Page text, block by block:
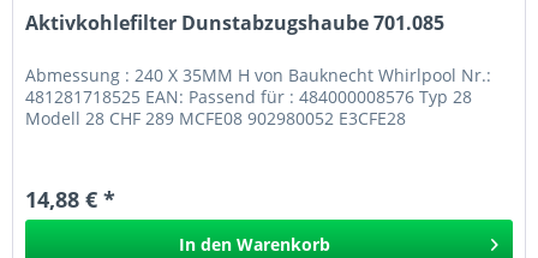
Aktivkohlefilter Dunstabzugshaube 701.085
Abmessung : 240 X 35MM H von Bauknecht Whirlpool Nr.:
481281718525 EAN: Passend für : 484000008576 Typ 28
Modell 28 CHF 289 MCFE08 902980052 E3CFE28
14,88 € *
In den Warenkorb